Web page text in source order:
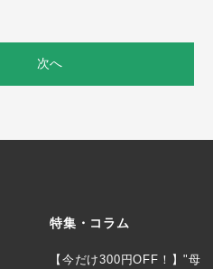
次へ
特集・コラム
【今だけ300円OFF！】"母